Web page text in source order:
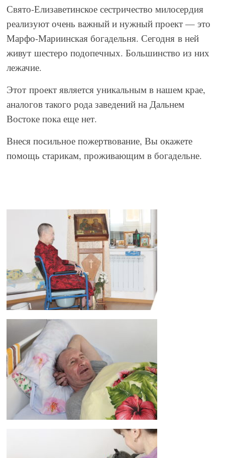
Свято-Елизаветинское сестричество милосердия
реализуют очень важный и нужный проект — это
Марфо-Мариинская богадельня. Сегодня в ней
живут шестеро подопечных. Большинство из них
лежачие.
Этот проект является уникальным в нашем крае,
аналогов такого рода заведений на Дальнем
Востоке пока еще нет.
Внеся посильное пожертвование, Вы окажете
помощь старикам, проживающим в богадельне.